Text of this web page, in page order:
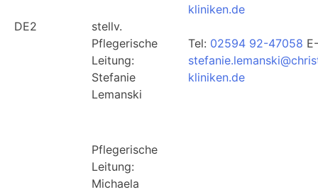
DE2
stellv.
Pflegerische
Leitung:
Stefanie
Lemanski
kliniken.de
Tel: 02594 92-47058
kliniken.de
Pflegerische
Leitung:
Michaela